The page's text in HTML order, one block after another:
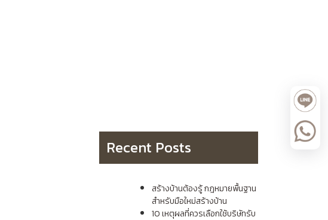
Recent Posts
สร้างบ้านต้องรู้ กฎหมายพื้นฐาน
สำหรับมือใหม่สร้างบ้าน
10 เหตุผลที่ควรเลือกใช้บริษัทรับ